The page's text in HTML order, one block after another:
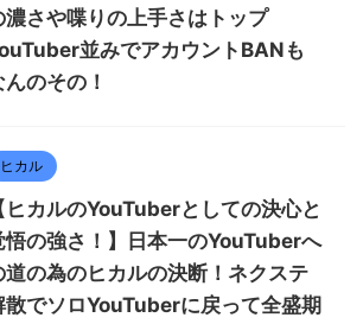
濃さや喋りの上手さはトップ
並みでアカウントBANも
んのその！
ヒカル
ヒカルのYouTuberとしての決心と
悟の強さ！】日本一のYouTuberへ
道の為のヒカルの決断！ネクステ
散でソロYouTuberに戻って全盛期